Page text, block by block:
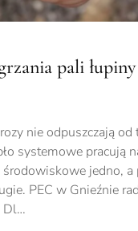
pali
nie odpuszczają
systemowe pracują
jedno, a
PEC w Gnieźnie
Dl…